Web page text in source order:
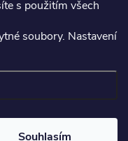
s použitím všech
soubory. Nastavení
Souhlasím
Vybrat